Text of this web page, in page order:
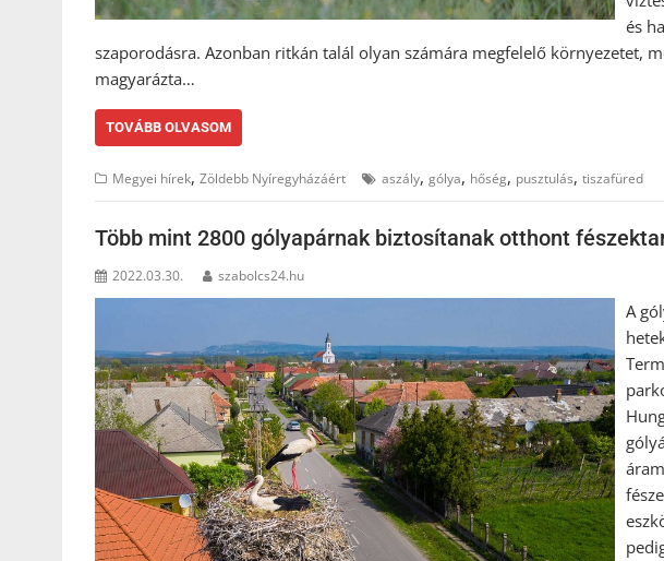
és
szaporodásra. Azonban ritkán talál olyan számára megfelelő környezetet,
magyarázta…
TOVÁBB OLVASOM
Megyei hírek, Zöldebb Nyíregyházáért aszály, gólya, hőség, pusztulás, tiszafüred
Több mint 2800 gólyapárnak biztosítanak otthont
2022.03.30. szabolcs24.hu
A